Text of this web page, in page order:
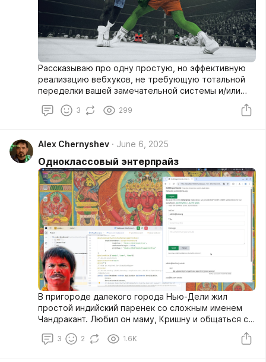
Рассказываю про одну простую, но эффективную
реализацию вебхуков, не требующую тотальной
переделки вашей замечательной системы и/или
3 299
Alex Chernyshev June 6, 2025
Одноклассовый энтерпрайз
В пригороде далекого города Нью-Дели жил
простой индийский паренек со сложным именем
Чандракант. Любил он маму, Кришну и общаться с
3 2 1.6K